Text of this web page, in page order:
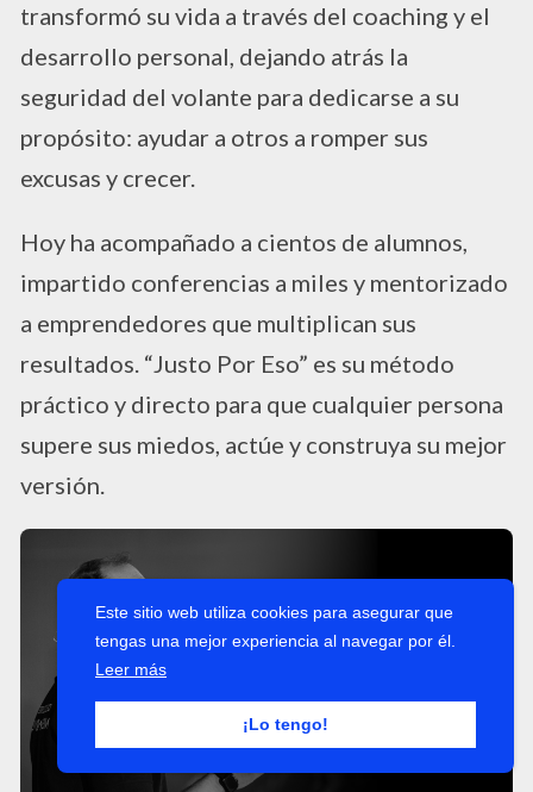
transformó su vida a través del coaching y el
desarrollo personal, dejando atrás la
seguridad del volante para dedicarse a su
propósito: ayudar a otros a romper sus
excusas y crecer.
Hoy ha acompañado a cientos de alumnos,
impartido conferencias a miles y mentorizado
a emprendedores que multiplican sus
resultados. “Justo Por Eso” es su método
práctico y directo para que cualquier persona
supere sus miedos, actúe y construya su mejor
versión.
Este sitio web utiliza cookies para asegurar que
tengas una mejor experiencia al navegar por él.
Leer más
¡Lo tengo!